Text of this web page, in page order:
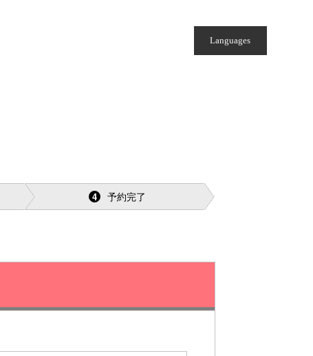
Languages
4 予約完了